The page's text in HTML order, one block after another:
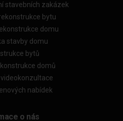
stavebních zakázek
bytu
domu
stavby domu
bytů
domů
nabídek
o nás